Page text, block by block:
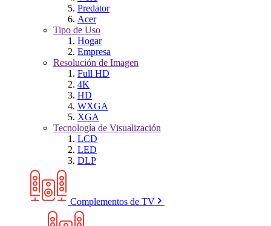
Predator
Acer
Tipo de Uso
Hogar
Empresa
Resolución de Imagen
Full HD
4K
HD
WXGA
XGA
Tecnología de Visualización
LCD
LED
DLP
Complementos de TV